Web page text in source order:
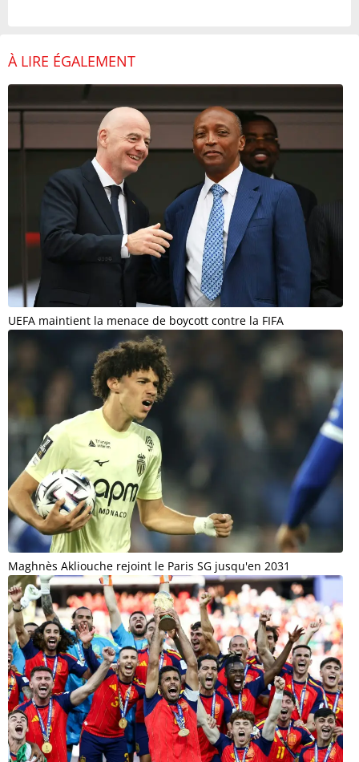
À LIRE ÉGALEMENT
UEFA maintient la menace de boycott contre la FIFA
Maghnès Akliouche rejoint le Paris SG jusqu'en 2031